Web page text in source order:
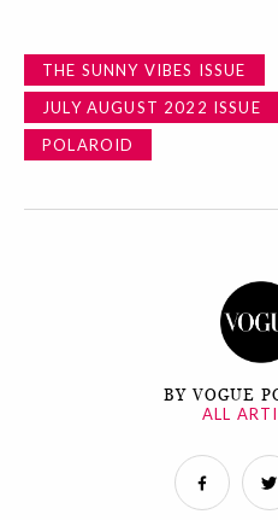
THE SUNNY VIBES ISSUE
JULY AUGUST 2022 ISSUE
POLAROID
BY VOGUE
ALL